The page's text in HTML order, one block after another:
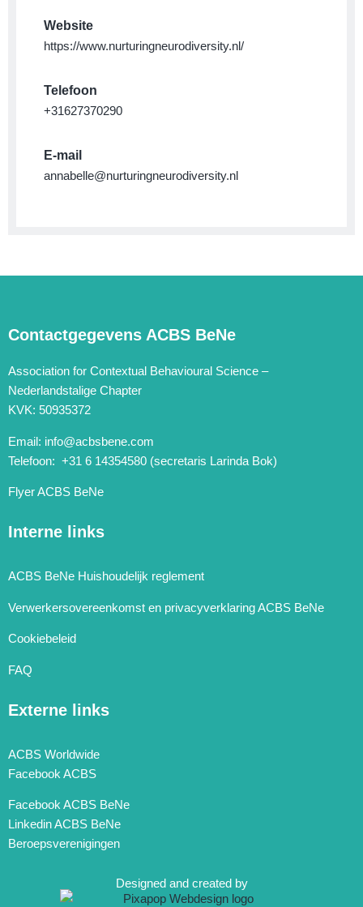
Website
https://www.nurturingneurodiversity.nl/
Telefoon
+31627370290
E-mail
annabelle@nurturingneurodiversity.nl
Contactgegevens ACBS BeNe
Association for Contextual Behavioural Science –
Nederlandstalige Chapter
KVK: 50935372
Email: info@acbsbene.com
Telefoon: +31 6 14354580 (secretaris Larinda Bok)
Flyer ACBS BeNe
Interne links
ACBS BeNe Huishoudelijk reglement
Verwerkersovereenkomst en privacyverklaring ACBS BeNe
Cookiebeleid
FAQ
Externe links
ACBS Worldwide
Facebook ACBS
Facebook ACBS BeNe
Linkedin ACBS BeNe
Beroepsverenigingen
Designed and created by